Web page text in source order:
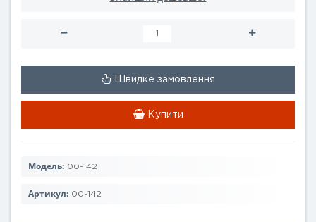
Швидке замовлення
Купити
Модель: 00-142
Артикул: 00-142